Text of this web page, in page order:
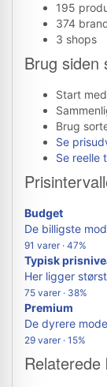
195
374
3 shops
Brug siden
Start
Brug
Se
Se reelle
Budget
De billigste
91 varer · 47%
Typisk
Her ligger
75 varer · 38%
Premium
De dyrere
29 varer · 15%